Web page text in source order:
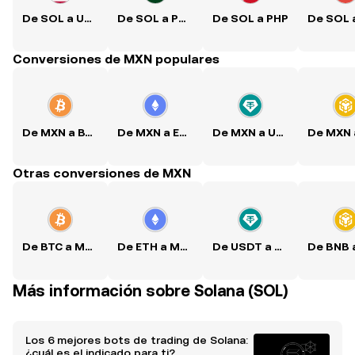
De SOL a USD De SOL a PKR De SOL a PHP
Conversiones de MXN populares
De MXN a BTC De MXN a ETH De MXN a USDT
Otras conversiones de MXN
De BTC a MXN De ETH a MXN De USDT a MXN
Más información sobre Solana (SOL)
Los 6 mejores bots de trading de Solana: